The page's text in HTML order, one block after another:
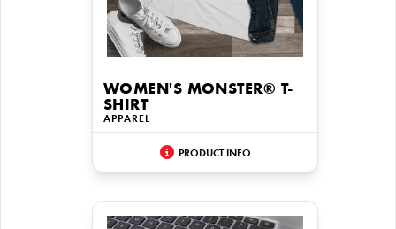
WOMEN'S MONSTER® T-
SHIRT
APPAREL
PRODUCT INFO